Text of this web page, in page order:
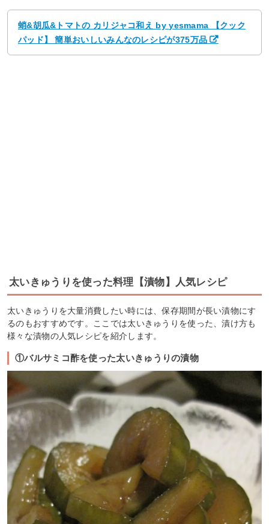
蛸&胡瓜&トマトの カリジャコ和え by yesmama 【クック
パッド】 簡単おいしいみんなのレシピが375万品
太いきゅうりを使った料理【漬物】人気レシピ
太いきゅうりを大量消費したい時には、保存期間が長い漬物にす
るのもおすすめです。ここでは太いきゅうりを使った、漬け方も
様々な漬物の人気レシピを紹介します。
①バルサミコ酢を使った太いきゅうりの漬物